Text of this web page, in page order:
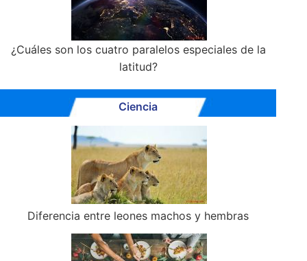
¿Cuáles son los cuatro paralelos especiales de la
latitud?
Ciencia
Diferencia entre leones machos y hembras